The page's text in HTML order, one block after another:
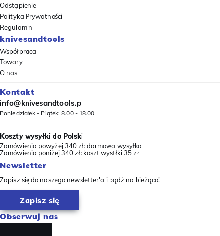
Odstąpienie
Polityka Prywatności
Regulamin
knivesandtools
Współpraca
Towary
O nas
Kontakt
info@knivesandtools.pl
Poniedziałek - Piątek: 8.00 - 18.00
Koszty wysyłki do Polski
Zamówienia powyżej 340 zł: darmowa wysyłka
Zamówienia poniżej 340 zł: koszt wystłki 35 zł
Newsletter
Zapisz się do naszego newsletter'a i bądź na bieżąco!
Zapisz się
Obserwuj nas